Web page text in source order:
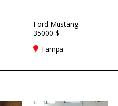
Ford Mustang
35000 $
Tampa